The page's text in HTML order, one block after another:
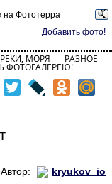
Добавить фото!
РЕКИ, МОРЯ РАЗНОЕ
ФОТОГАЛЕРЕЮ!
Автор:
kryukov_io